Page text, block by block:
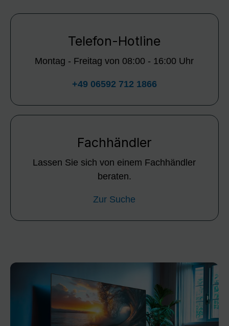
Telefon-Hotline
Montag - Freitag von 08:00 - 16:00 Uhr
+49 06592 712 1866
Fachhändler
Lassen Sie sich von einem Fachhändler
beraten.
Zur Suche